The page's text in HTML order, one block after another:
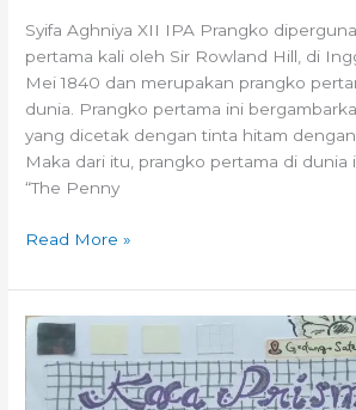
Syifa Aghniya XII IPA Prangko
pertama kali oleh Sir Rowland Hill, di
Mei 1840 dan merupakan prangko
dunia. Prangko pertama ini
yang dicetak dengan tinta hitam
Maka dari itu, prangko pertama di dunia
“The Penny
Read More »
FunFact:
Penggunaan
Kaca